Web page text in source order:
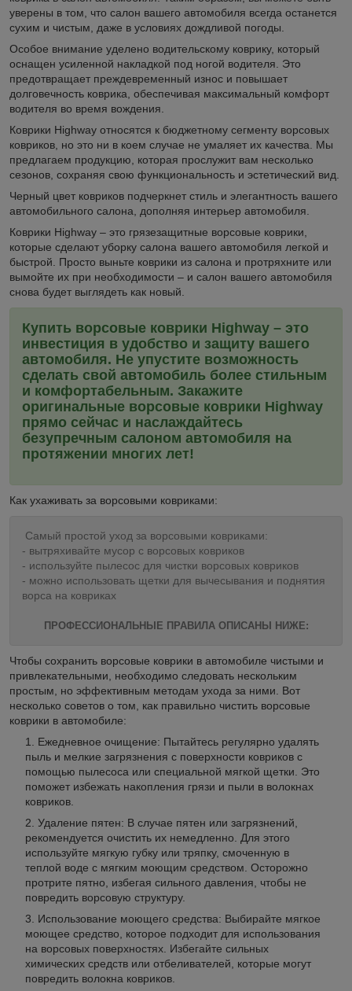
уверены в том, что салон вашего автомобиля всегда останется
сухим и чистым, даже в условиях дождливой погоды.
Особое внимание уделено водительскому коврику, который
оснащен усиленной накладкой под ногой водителя. Это
предотвращает преждевременный износ и повышает
долговечность коврика, обеспечивая максимальный комфорт
водителя во время вождения.
Коврики Highway относятся к бюджетному сегменту ворсовых
ковриков, но это ни в коем случае не умаляет их качества. Мы
предлагаем продукцию, которая прослужит вам несколько
сезонов, сохраняя свою функциональность и эстетический вид.
Черный цвет ковриков подчеркнет стиль и элегантность вашего
автомобильного салона, дополняя интерьер автомобиля.
Коврики Highway – это грязезащитные ворсовые коврики,
которые сделают уборку салона вашего автомобиля легкой и
быстрой. Просто выньте коврики из салона и протряхните или
вымойте их при необходимости – и салон вашего автомобиля
снова будет выглядеть как новый.
Купить ворсовые коврики Highway – это
инвестиция в удобство и защиту вашего
автомобиля. Не упустите возможность
сделать свой автомобиль более стильным
и комфортабельным. Закажите
оригинальные ворсовые коврики Highway
прямо сейчас и наслаждайтесь
безупречным салоном автомобиля на
протяжении многих лет!
Как ухаживать за ворсовыми ковриками:
Самый простой уход за ворсовыми ковриками:
- вытряхивайте мусор с ворсовых ковриков
- используйте пылесос для чистки ворсовых ковриков
- можно использовать щетки для вычесывания и поднятия
ворса на ковриках
ПРОФЕССИОНАЛЬНЫЕ ПРАВИЛА ОПИСАНЫ НИЖЕ:
Чтобы сохранить ворсовые коврики в автомобиле чистыми и
привлекательными, необходимо следовать нескольким
простым, но эффективным методам ухода за ними. Вот
несколько советов о том, как правильно чистить ворсовые
коврики в автомобиле:
Ежедневное очищение: Пытайтесь регулярно удалять
пыль и мелкие загрязнения с поверхности ковриков с
помощью пылесоса или специальной мягкой щетки. Это
поможет избежать накопления грязи и пыли в волокнах
ковриков.
Удаление пятен: В случае пятен или загрязнений,
рекомендуется очистить их немедленно. Для этого
используйте мягкую губку или тряпку, смоченную в
теплой воде с мягким моющим средством. Осторожно
протрите пятно, избегая сильного давления, чтобы не
повредить ворсовую структуру.
Использование моющего средства: Выбирайте мягкое
моющее средство, которое подходит для использования
на ворсовых поверхностях. Избегайте сильных
химических средств или отбеливателей, которые могут
повредить волокна ковриков.